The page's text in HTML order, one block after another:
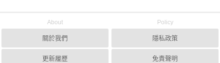
About
關於我們
更新履歷
Policy
隱私政策
免責聲明